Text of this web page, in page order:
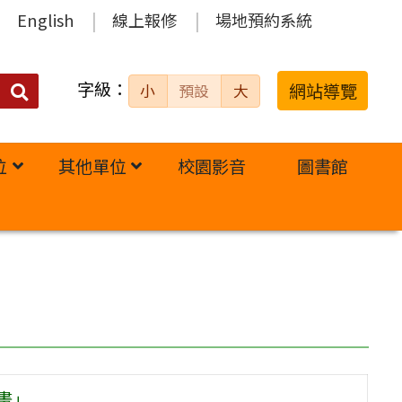
English 線上報修 場地預約系統
搜
字級： 小 預設 大 網站導覽
其他單位 校園影音 圖書館